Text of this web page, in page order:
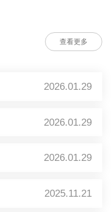
查看更多
2026.01.29
2026.01.29
2026.01.29
2025.11.21